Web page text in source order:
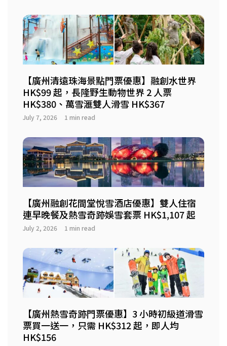
【廣州清遠珠海景點門票優惠】融創水世界
HK$99 起，長隆野生動物世界 2 人票
HK$380、萬雪滙雙人滑雪 HK$367
July 7, 2026 1 min read
【廣州融創花間堂悅雪酒店優惠】雙人住宿
連早晚餐及熱雪奇跡娛雪套票 HK$1,107 起
July 2, 2026 1 min read
【廣州熱雪奇跡門票優惠】3 小時初級道滑雪
票買一送一，只需 HK$312 起，即人均
HK$156